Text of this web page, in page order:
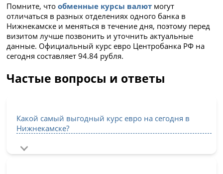
Помните, чтообменные курсы валют могут
отличаться в разных отделениях одного банка в
Нижнекамске и меняться в течение дня, поэтому перед
визитом лучше позвонить и уточнить актуальные
данные. Официальный курс евро Центробанка РФ на
сегодня составляет 94.84 рубля.
Частые вопросы и ответы
Какой самый выгодный курс евро на сегодня в
Нижнекамске?